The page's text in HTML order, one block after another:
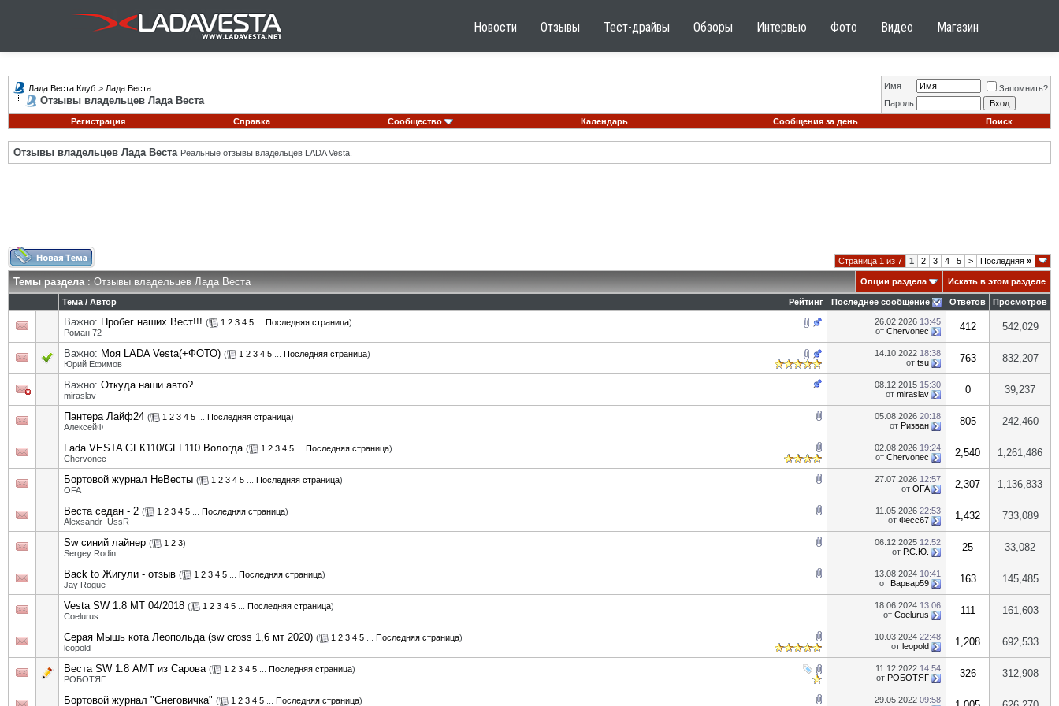
Новости Отзывы Тест-драйвы Обзоры Интервью Фото Видео Магазин
Лада Веста Клуб > Лада Веста
Отзывы владельцев Лада Веста
Имя
Запомнить?
Пароль
Регистрация
Справка Сообщество Календарь Сообщения за день Поиск
Отзывы владельцев Лада Веста Реальные отзывы владельцев LADA Vesta.
Страница 1 из 7 1 2 3 4 5 > Последняя »
Темы раздела: Отзывы владельцев Лада Веста Опции раздела Искать в этом разделе
Рейтинг
Тема / Автор Последнее сообщение Ответов Просмотров
Важно: Пробег наших Вест!!! ( 1 2 3 4 5 Последняя страница)
Роман 72
26.02.2026 13:45
от Chervonec 412 542,029
Важно: Моя LADA Vesta(+ФОТО) ( 1 2 3 4 5 Последняя страница)
Юрий Ефимов
14.10.2022 18:38
от tsu 763 832,207
Важно: Откуда наши авто?
miraslav
08.12.2015 15:30
от miraslav 0 39,237
Пантера Лайф24 ( 1 2 3 4 5 Последняя страница)
АлексейФ
05.08.2026 20:18
от Ризван 805 242,460
Lada VESTA GFК110/GFL110 Вологда ( 1 2 3 4 5 Последняя страница)
Chervonec
02.08.2026 19:24
от Chervonec 2,540 1,261,486
Бортовой журнал НеВесты ( 1 2 3 4 5 Последняя страница)
OFA
27.07.2026 12:57
от OFA 2,307 1,136,833
Веста седан - 2 ( 1 2 3 4 5 Последняя страница)
Alexsandr_UssR
11.05.2026 22:53
от Фесс67 1,432 733,089
Sw синий лайнер ( 1 2 3)
Sergey Rodin
06.12.2025 12:52
от Р.С.Ю. 25 33,082
Back to Жигули - отзыв ( 1 2 3 4 5 Последняя страница)
Jay Rogue
13.08.2024 10:41
от Варвар59 163 145,485
Vesta SW 1.8 MT 04/2018 ( 1 2 3 4 5 Последняя страница)
Coelurus
18.06.2024 13:06
от Coelurus 111 161,603
Серая Мышь кота Леопольда (sw cross 1,6 мт 2020) ( 1 2 3 4 5 Последняя страница)
leopold
10.03.2024 22:48
от leopold 1,208 692,533
Веста SW 1.8 АМТ из Сарова ( 1 2 3 4 5 Последняя страница)
РОБОТЯГ
11.12.2022 14:54
от РОБОТЯГ 326 312,908
Бортовой журнал "Снеговичка" ( 1 2 3 4 5 Последняя страница)
29.05.2022 09:58